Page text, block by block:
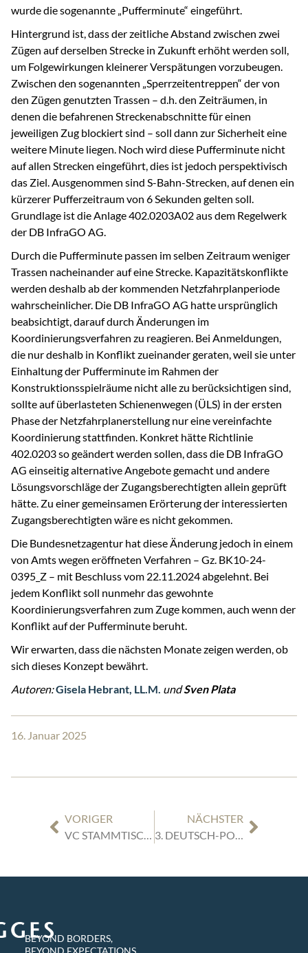
wurde die sogenannte „Pufferminute“ eingeführt.
Hintergrund ist, dass der zeitliche Abstand zwischen zwei
Zügen auf derselben Strecke in Zukunft erhöht werden soll,
um Folgewirkungen kleinerer Verspätungen vorzubeugen.
Zwischen den sogenannten „Sperrzeitentreppen“ der von
den Zügen genutzten Trassen – d.h. den Zeiträumen, in
denen die befahrenen Streckenabschnitte für einen
jeweiligen Zug blockiert sind – soll dann zur Sicherheit eine
weitere Minute liegen. Noch wird diese Pufferminute nicht
auf allen Strecken eingeführt, dies ist jedoch perspektivisch
das Ziel. Ausgenommen sind S-Bahn-Strecken, auf denen ein
kürzerer Pufferzeitraum von 6 Sekunden gelten soll.
Grundlage ist die Anlage 402.0203A02 aus dem Regelwerk
der DB InfraGO AG.
Durch die Pufferminute passen im selben Zeitraum weniger
Trassen nacheinander auf eine Strecke. Kapazitätskonflikte
werden deshalb ab der kommenden Netzfahrplanperiode
wahrscheinlicher. Die DB InfraGO AG hatte ursprünglich
beabsichtigt, darauf durch Änderungen im
Koordinierungsverfahren zu reagieren. Bei Anmeldungen,
die nur deshalb in Konflikt zueinander geraten, weil sie unter
Einhaltung der Pufferminute im Rahmen der
Konstruktionsspielräume nicht alle zu berücksichtigen sind,
sollte auf überlasteten Schienenwegen (ÜLS) in der ersten
Phase der Netzfahrplanerstellung nur eine vereinfachte
Koordinierung stattfinden. Konkret hätte Richtlinie
402.0203 so geändert werden sollen, dass die DB InfraGO
AG einseitig alternative Angebote gemacht und andere
Lösungsvorschläge der Zugangsberechtigten allein geprüft
hätte. Zu einer gemeinsamen Erörterung der interessierten
Zugangsberechtigten wäre es nicht gekommen.
Die Bundesnetzagentur hat diese Änderung jedoch in einem
von Amts wegen eröffneten Verfahren – Gz. BK10-24-
0395_Z – mit Beschluss vom 22.11.2024 abgelehnt. Bei
jedem Konflikt soll nunmehr das gewohnte
Koordinierungsverfahren zum Zuge kommen, auch wenn der
Konflikt auf der Pufferminute beruht.
Wir erwarten, dass die nächsten Monate zeigen werden, ob
sich dieses Konzept bewährt.
Autoren:Gisela Hebrant, LL.M. undSven Plata
16. Januar 2025
VORIGER
VC STAMMTISCH DÜSSELDORF | 28.01.2025 | „IMPACTMESSUNG MIT IP-RECHTEN: GRÜNE PATENTE UND GRÜNE MARKEN”
NÄCHSTER
3. DEUTSCH-POLNISCHER UNTERNEHMERDIALOG IN NORDRHEIN-WESTFALEN
BEYOND BORDERS,